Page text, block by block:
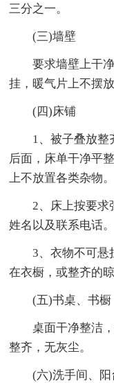
三分之一。
(三)墙壁
要求墙壁上干
挂，暖气片上不摆放
(四)床铺
1、被子叠放整
后面，床单干净平
上不放置各类杂物。
2、床上按要求
姓名以及联系电话。
3、衣物不可悬
在衣橱，或整齐的
(五)书桌、书橱
桌面干净整洁
整齐，无灰尘。
(六)洗手间、阳